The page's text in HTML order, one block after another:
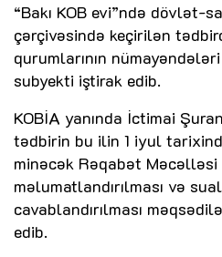
“Bakı KOB evi”ndə dövlət-
çərçivəsində keçirilən
qurumlarının
subyekti iştirak edib.
KOBİA yanında İctimai
tədbirin bu ilin 1 iyul
minəcək Rəqabət Məcəlləsi
məlumatlandırılması və
cavablandırılması
edib.